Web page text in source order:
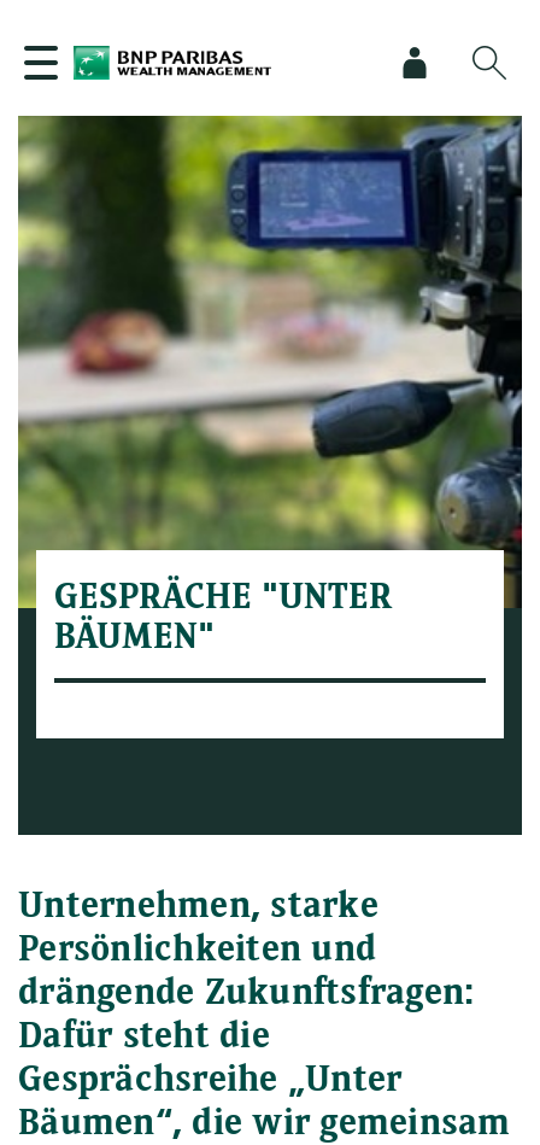
GESPRÄCHE "UNTER
BÄUMEN"
Unternehmen, starke
Persönlichkeiten und
drängende Zukunftsfragen:
Dafür steht die
Gesprächsreihe „Unter
Bäumen“, die wir gemeinsam